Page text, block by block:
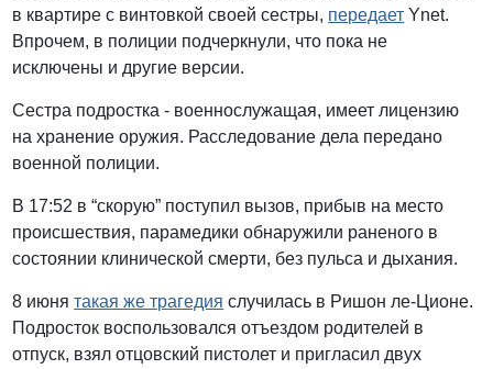
в квартире с винтовкой своей сестры, передает Ynet.
Впрочем, в полиции подчеркнули, что пока не
исключены и другие версии.
Сестра подростка - военнослужащая, имеет лицензию
на хранение оружия. Расследование дела передано
военной полиции.
В 17:52 в “скорую” поступил вызов, прибыв на место
происшествия, парамедики обнаружили раненого в
состоянии клинической смерти, без пульса и дыхания.
8 июнятакая же трагедия случилась в Ришон ле-Ционе.
Подросток воспользовался отъездом родителей в
отпуск, взял отцовский пистолет и пригласил двух